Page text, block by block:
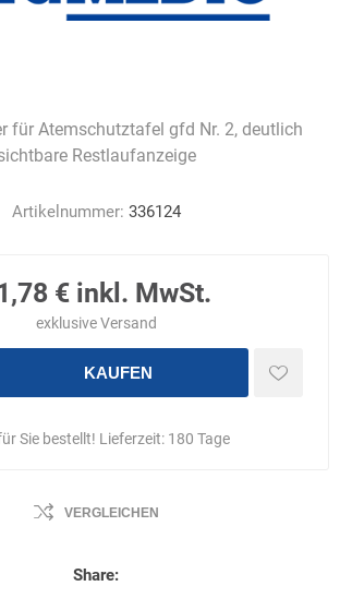
für Atemschutztafel gfd Nr. 2, deutlich
Restlaufanzeige
Artikelnummer: 336124
€ inkl. MwSt.
exklusiveVersand
KAUFEN
Sie bestellt! Lieferzeit: 180 Tage
VERGLEICHEN
Share: